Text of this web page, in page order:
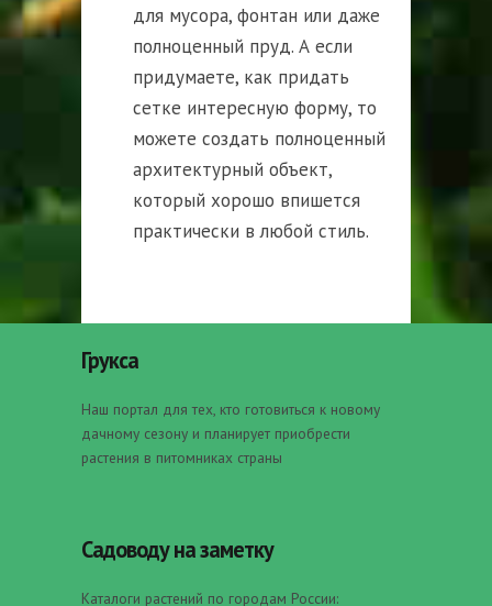
для мусора, фонтан или даже
полноценный пруд. А если
придумаете, как придать
сетке интересную форму, то
можете создать полноценный
архитектурный объект,
который хорошо впишется
практически в любой стиль.
Грукса
Наш портал для тех, кто готовиться к новому
дачному сезону и планирует приобрести
растения в питомниках страны
Садоводу на заметку
Каталоги растений по городам России: